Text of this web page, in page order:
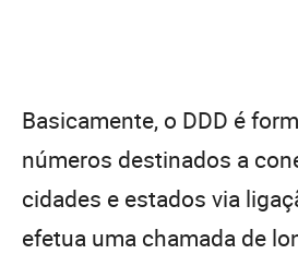
Basicamente, o DDD é
números destinados a
cidades e estados via
efetua uma chamada de